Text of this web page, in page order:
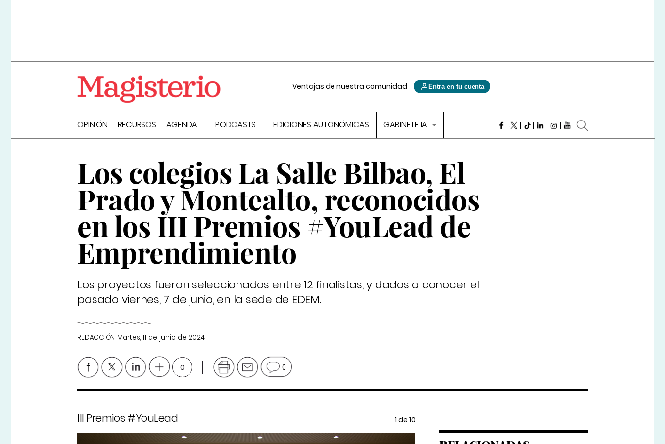
Ventajas de nuestra comunidad Entra en tu cuenta
OPINIÓN RECURSOS AGENDA PODCASTS EDICIONES AUTONÓMICAS GABINETE IA
Los colegios La Salle Bilbao, El
Prado y Montealto, reconocidos
en los III Premios #YouLead de
Emprendimiento
Los proyectos fueron seleccionados entre 12 finalistas, y dados a conocer el
pasado viernes, 7 de junio, en la sede de EDEM.
REDACCIÓN Martes, 11 de junio de 2024
0 0
III Premios #YouLead 1 de 10